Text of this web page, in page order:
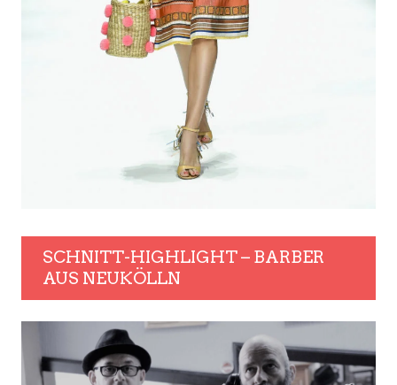
SCHNITT-HIGHLIGHT – BARBER
AUS NEUKÖLLN